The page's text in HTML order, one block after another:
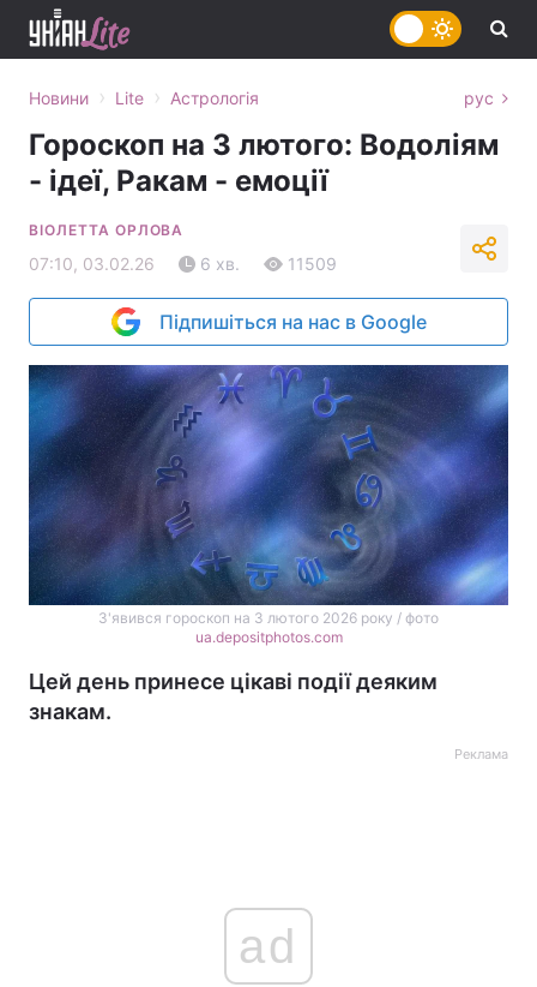
Новини › Lite › Астрологія рус
Гороскоп на 3 лютого: Водоліям
- ідеї, Ракам - емоції
ВІОЛЕТТА ОРЛОВА
07:10, 03.02.26 6 хв. 11509
Підпишіться на нас в Google
З'явився гороскоп на 3 лютого 2026 року / фото
ua.depositphotos.com
Цей день принесе цікаві події деяким
знакам.
Реклама
ad